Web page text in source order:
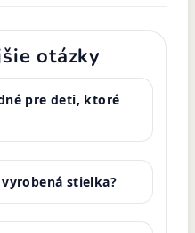
otázky
pre deti, ktoré
stielka?